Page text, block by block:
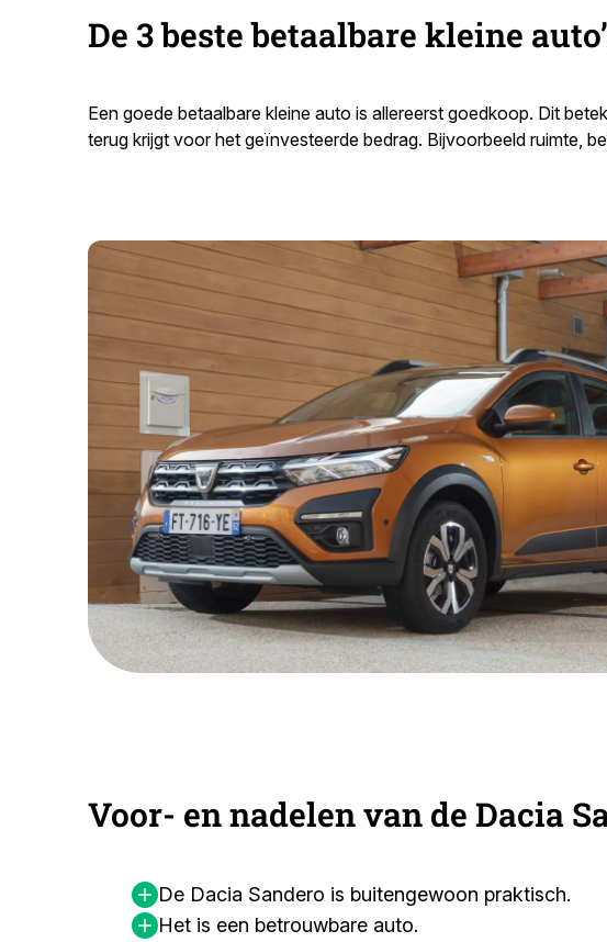
De 3 beste betaalbare kleine
Een goede betaalbare kleine auto is allereerst goedkoop. Dit
terug krijgt voor het geïnvesteerde bedrag. Bijvoorbeeld ruimte,
Voor- en nadelen van de Dacia
De Dacia Sandero is buitengewoon praktisch.
Het is een betrouwbare auto.